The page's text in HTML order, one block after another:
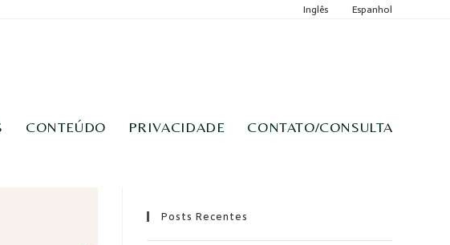
Inglês Espanhol
CONTEÚDO PRIVACIDADE CONTATO/CONSULTA
Posts Recentes